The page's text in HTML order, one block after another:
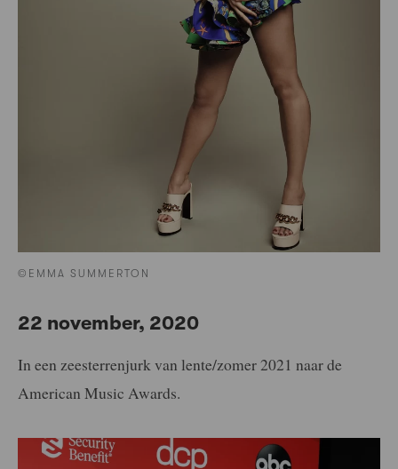
©EMMA SUMMERTON
22 november, 2020
In een zeesterrenjurk van lente/zomer 2021 naar de
American Music Awards.